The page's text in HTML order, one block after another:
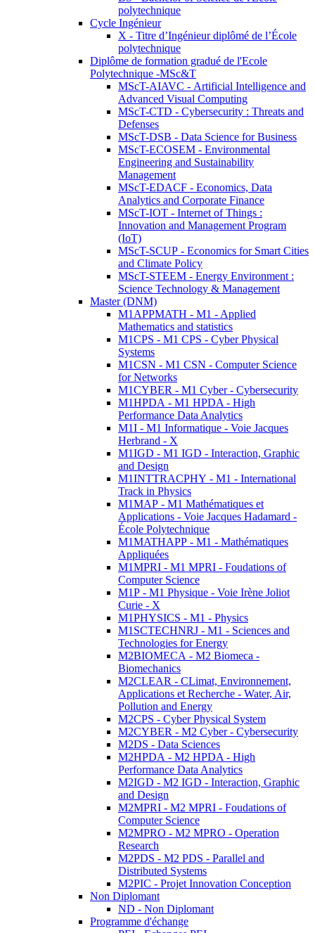
polytechnique
Cycle Ingénieur
X - Titre d’Ingénieur diplômé de l’École
polytechnique
Diplôme de formation gradué de l'Ecole
Polytechnique -MSc&T
MScT-AIAVC - Artificial Intelligence and
Advanced Visual Computing
MScT-CTD - Cybersecurity : Threats and
Defenses
MScT-DSB - Data Science for Business
MScT-ECOSEM - Environmental
Engineering and Sustainability
Management
MScT-EDACF - Economics, Data
Analytics and Corporate Finance
MScT-IOT - Internet of Things :
Innovation and Management Program
(IoT)
MScT-SCUP - Economics for Smart Cities
and Climate Policy
MScT-STEEM - Energy Environment :
Science Technology & Management
Master (DNM)
M1APPMATH - M1 - Applied
Mathematics and statistics
M1CPS - M1 CPS - Cyber Physical
Systems
M1CSN - M1 CSN - Computer Science
for Networks
M1CYBER - M1 Cyber - Cybersecurity
M1HPDA - M1 HPDA - High
Performance Data Analytics
M1I - M1 Informatique - Voie Jacques
Herbrand - X
M1IGD - M1 IGD - Interaction, Graphic
and Design
M1INTTRACPHY - M1 - International
Track in Physics
M1MAP - M1 Mathématiques et
Applications - Voie Jacques Hadamard -
École Polytechnique
M1MATHAPP - M1 - Mathématiques
Appliquées
M1MPRI - M1 MPRI - Foudations of
Computer Science
M1P - M1 Physique - Voie Irène Joliot
Curie - X
M1PHYSICS - M1 - Physics
M1SCTECHNRJ - M1 - Sciences and
Technologies for Energy
M2BIOMECA - M2 Biomeca -
Biomechanics
M2CLEAR - CLimat, Environnement,
Applications et Recherche - Water, Air,
Pollution and Energy
M2CPS - Cyber Physical System
M2CYBER - M2 Cyber - Cybersecurity
M2DS - Data Sciences
M2HPDA - M2 HPDA - High
Performance Data Analytics
M2IGD - M2 IGD - Interaction, Graphic
and Design
M2MPRI - M2 MPRI - Foudations of
Computer Science
M2MPRO - M2 MPRO - Operation
Research
M2PDS - M2 PDS - Parallel and
Distributed Systems
M2PIC - Projet Innovation Conception
Non Diplomant
ND - Non Diplomant
Programme d'échange